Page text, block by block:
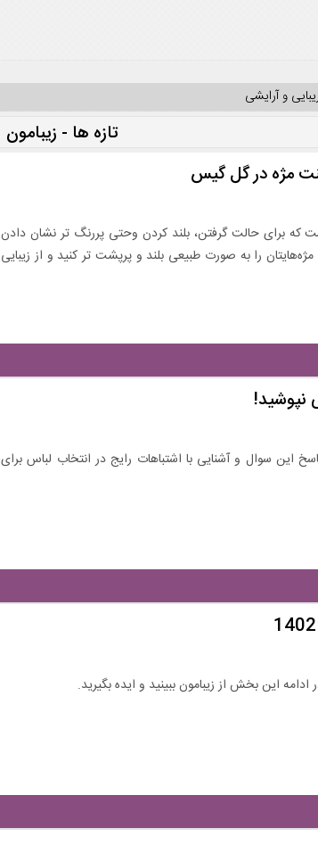
و آرایشی
تازه ها - زیبامون
مژه در گل گیس
برای حالت گرفتن، بلند کردن وحتی پررنگ تر نشان دادن
را به صورت طبیعی بلند و پرپشت تر کنید و از زیبایی
نپوشید!
این سوال و آشنایی با اشتباهات رایج در انتخاب لباس برای